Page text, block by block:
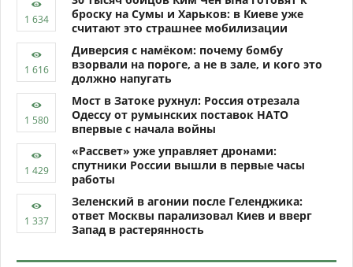
броску на Сумы и Харьков: в Киеве уже
считают это страшнее мобилизации
Диверсия с намёком: почему бомбу
взорвали на пороге, а не в зале, и кого это
должно напугать
Мост в Затоке рухнул: Россия отрезала
Одессу от румынских поставок НАТО
впервые с начала войны
«Рассвет» уже управляет дронами:
спутники России вышли в первые часы
работы
Зеленский в агонии после Геленджика:
ответ Москвы парализовал Киев и вверг
Запад в растерянность